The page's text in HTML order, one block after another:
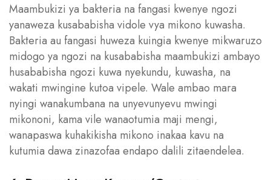
Maambukizi ya bakteria na fangasi kwenye ngozi
yanaweza kusababisha vidole vya mikono kuwasha.
Bakteria au fangasi huweza kuingia kwenye mikwaruzo
midogo ya ngozi na kusababisha maambukizi ambayo
husababisha ngozi kuwa nyekundu, kuwasha, na
wakati mwingine kutoa vipele. Wale ambao mara
nyingi wanakumbana na unyevunyevu mwingi
mikononi, kama vile wanaotumia maji mengi,
wanapaswa kuhakikisha mikono inakaa kavu na
kutumia dawa zinazofaa endapo dalili zitaendelea.